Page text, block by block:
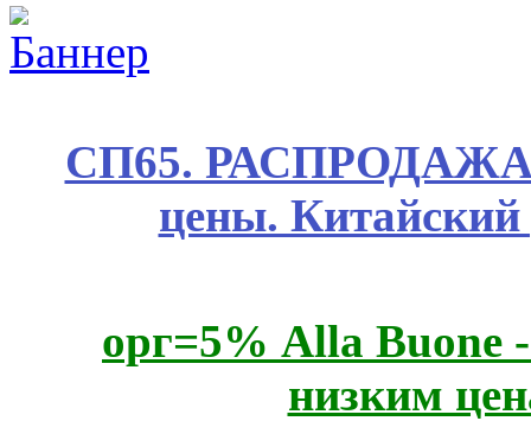
СП65. РАСПРОДАЖА!
цены.
орг=5% Alla Buone
низким